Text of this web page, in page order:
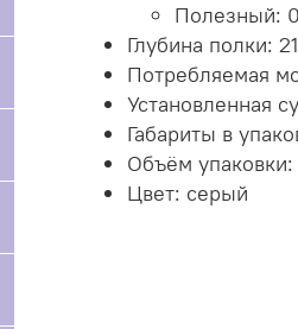
Полезный:
Глубина полки:
Потребляемая
Установленная
Габариты в
Объём
Цвет: серый